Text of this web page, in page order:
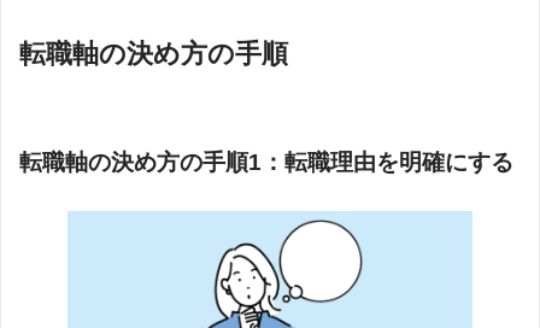
転職軸の決め方の手順
転職軸の決め方の手順1：転職理由を明確にする